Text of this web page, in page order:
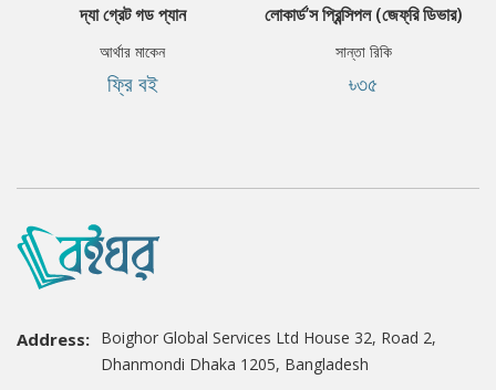
দ্যা গ্রেট গড প্যান
আর্থার মাকেন
ফ্রি বই
লোকার্ড’স প্রিন্সিপল (জেফ্‌রি ডিভার)
সান্তা রিকি
৳৩৫
Address: Boighor Global Services Ltd House 32, Road 2,
Dhanmondi Dhaka 1205, Bangladesh